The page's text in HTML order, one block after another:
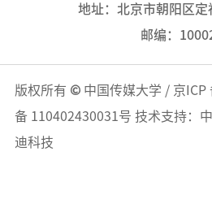
地址：北京市朝阳区定
邮编：
版权所有 © 中国传媒大学 / 京ICP
备 110402430031号 技术支持：
迪科技